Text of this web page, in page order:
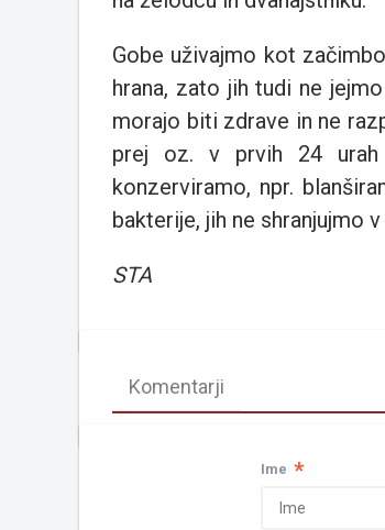
Gobe uživajmo kot
hrana, zato jih tudi ne
morajo biti zdrave in ne
prej oz. v prvih 24
konzerviramo, npr.
bakterije, jih ne shranjujmo
STA
Komentarji
Ime *